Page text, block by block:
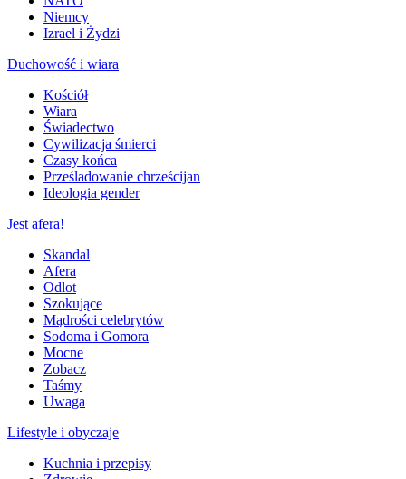
Niemcy
Izrael i Żydzi
Duchowość i wiara
Kościół
Wiara
Świadectwo
Cywilizacja śmierci
Czasy końca
Prześladowanie chrześcijan
Ideologia gender
Jest afera!
Skandal
Afera
Odlot
Szokujące
Mądrości celebrytów
Sodoma i Gomora
Mocne
Zobacz
Taśmy
Uwaga
Lifestyle i obyczaje
Kuchnia i przepisy